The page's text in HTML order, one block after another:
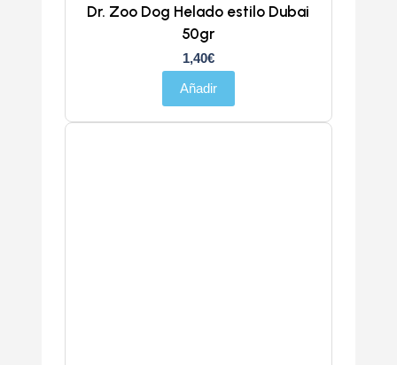
Dr. Zoo Dog Helado estilo Dubai
50gr
1,40€
Añadir